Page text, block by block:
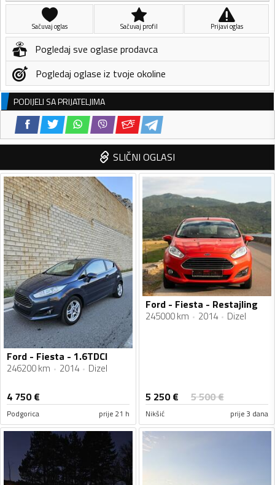
Sačuvaj oglas Sačuvaj profil Prijavi oglas
Pogledaj sve oglase prodavca
Pogledaj oglase iz tvoje okoline
PODIJELI SA PRIJATELJIMA
SLIČNI OGLASI
Ford - Fiesta - 1.6TDCI
246200 km 2014 Dizel
4 750€
Podgorica prije 21 h
Ford - Fiesta - Restajling
245000 km 2014 Dizel
5 250€ 5 500€
Nikšić prije 3 dana